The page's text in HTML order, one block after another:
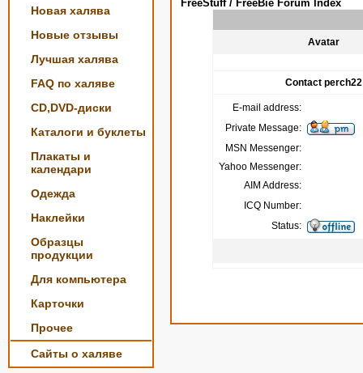
Новая халява
Новые отзывы
Лучшая халява
FAQ по халяве
CD,DVD-диски
Каталоги и буклеты
Плакаты и
календари
Одежда
Наклейки
Образцы
продукции
Для компьютера
Карточки
Прочее
Сайты о халяве
FreeStuff / FreeBie Forum Index
Avatar
Contact perch22
E-mail address:
Private Message:
MSN Messenger:
Yahoo Messenger:
AIM Address:
ICQ Number:
Status: